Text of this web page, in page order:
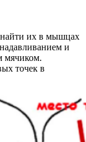
найти их в мышцах
и
мячиком.
точек в